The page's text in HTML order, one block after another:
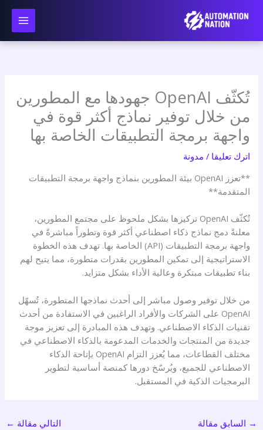
تُكثّف OpenAI جهودها مع المطورين
من خلال توفير نماذج أكثر قوة في
واجهة برمجة التطبيقات الخاصة بها
اترك تعليقا / مدونة
**تعزز OpenAI بيئة المطورين بنماذج واجهة برمجة التطبيقات
المتقدمة**
تُكثّف OpenAI تركيزها بشكل ملحوظ على مجتمع المطورين،
معلنةً دمج نماذج ذكاء اصطناعي أكثر قوة وتطوراً مباشرةً في
واجهة برمجة التطبيقات (API) الخاصة بها. تهدف هذه الخطوة
الاستراتيجية إلى تمكين المطورين بقدرات متطورة، مما يتيح لهم
بناء تطبيقات مبتكرة وعالية الأداء بشكل متزايد.
من خلال توفير وصول مباشر إلى أحدث نماذجها المتطورة، تُسهّل
OpenAI على الشركات والأفراد الراغبين في الاستفادة من أحدث
تقنيات الذكاء الاصطناعي. وتهدف هذه المبادرة إلى تعزيز موجة
جديدة من المنتجات والخدمات المدعومة بالذكاء الاصطناعي في
مختلف القطاعات، مما يُعزز التزام OpenAI بإتاحة الذكاء
الاصطناعي للجميع، ويُرسّخ دورها كمنصة أساسية لتطوير
البرمجيات الذكية في المستقبل.
→ السابق مقالة التالي مقالة ←